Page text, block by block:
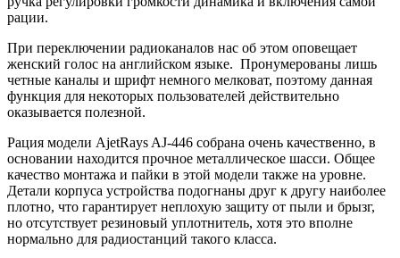
рации.
При переключении радиоканалов нас об этом оповещает
женский голос на английском языке. Пронумерованы лишь
четные каналы и шрифт немного мелковат, поэтому данная
функция для некоторых пользователей действительно
оказывается полезной.
Рация модели AjetRays AJ-446 собрана очень качественно, в
основании находится прочное металлическое шасси. Общее
качество монтажа и пайки в этой модели также на уровне.
Детали корпуса устройства подогнаны друг к другу наиболее
плотно, что гарантирует неплохую защиту от пыли и брызг,
но отсутствует резиновый уплотнитель, хотя это вполне
нормально для радиостанций такого класса.